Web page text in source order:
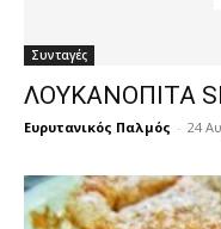
Συνταγές
ΛΟΥΚΑΝΟΠΙΤΑ
Ευρυτανικός Παλμός - 24